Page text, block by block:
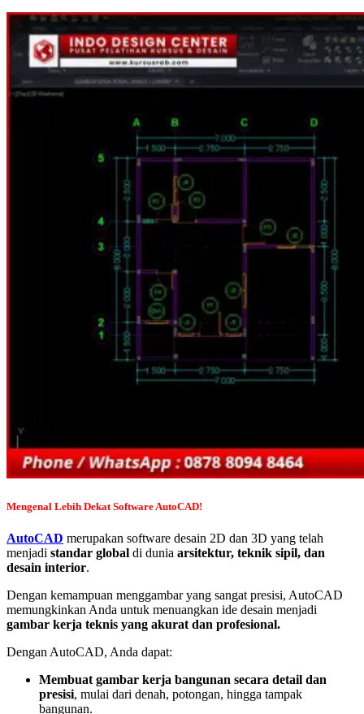
Mengenal Lebih Dekat Software AutoCAD!
AutoCAD merupakan software desain 2D dan 3D yang telah
menjadi standar global di dunia arsitektur, teknik sipil, dan
desain interior.
Dengan kemampuan menggambar yang sangat presisi, AutoCAD
memungkinkan Anda untuk menuangkan ide desain menjadi
gambar kerja teknis yang akurat dan profesional.
Dengan AutoCAD, Anda dapat:
Membuat gambar kerja bangunan secara detail dan
presisi, mulai dari denah, potongan, hingga tampak
bangunan.